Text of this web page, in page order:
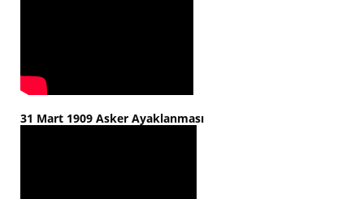
31 Mart 1909 Asker Ayaklanması